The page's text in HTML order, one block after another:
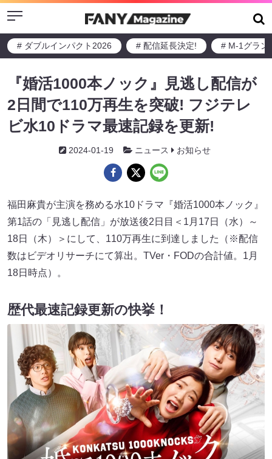
Menu
# ダブルインパクト2026 # 配信延長決定! # M-1グラン
『婚活1000本ノック』見逃し配信が
2日間で110万再生を突破! フジテレ
ビ水10ドラマ最速記録を更新!
2024-01-19 ニュース お知らせ
福田麻貴が主演を務める水10ドラマ『婚活1000本ノック』
第1話の「見逃し配信」が放送後2日目＜1月17日（水）～
18日（木）＞にして、110万再生に到達しました（※配信
数はビデオリサーチにて算出。TVer・FODの合計値。1月
18日時点）。
歴代最速記録更新の快挙！